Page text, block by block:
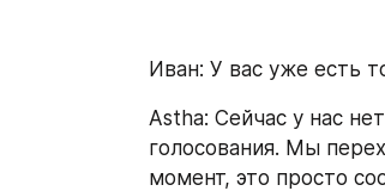
Иван: У вас уже есть
Astha: Сейчас у нас
голосования. Мы
момент, это просто